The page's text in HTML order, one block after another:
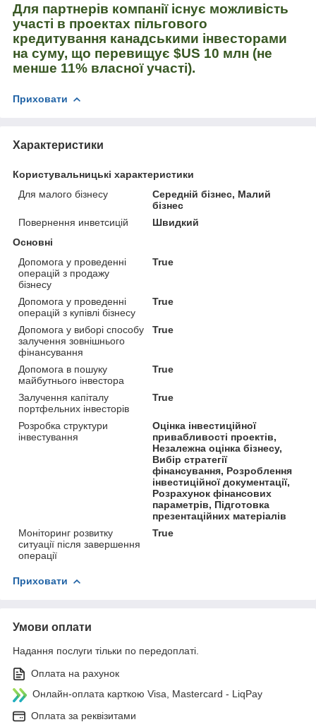
Для партнерів компанії існує можливість
участі в проектах пільгового
кредитування канадськими інвесторами
на суму, що перевищує $US 10 млн (не
менше 11% власної участі).
Приховати
Характеристики
Користувальницькі характеристики
Для малого бізнесу
Середній бізнес, Малий
бізнес
Повернення инветcицій
Швидкий
Основні
Допомога у проведенні
операцій з продажу
бізнесу
True
Допомога у проведенні
операцій з купівлі бізнесу
True
Допомога у виборі способу
залучення зовнішнього
фінансування
True
Допомога в пошуку
майбутнього інвестора
True
Залучення капіталу
портфельних інвесторів
True
Розробка структури
інвестування
Оцінка інвестиційної
привабливості проектів,
Незалежна оцінка бізнесу,
Вибір стратегії
фінансування, Розроблення
інвестиційної документації,
Розрахунок фінансових
параметрів, Підготовка
презентаційних матеріалів
Моніторинг розвитку
ситуації після завершення
операції
True
Приховати
Умови оплати
Надання послуги тільки по передоплаті.
Оплата на рахунок
Онлайн-оплата карткою Visa, Mastercard - LiqPay
Оплата за реквізитами